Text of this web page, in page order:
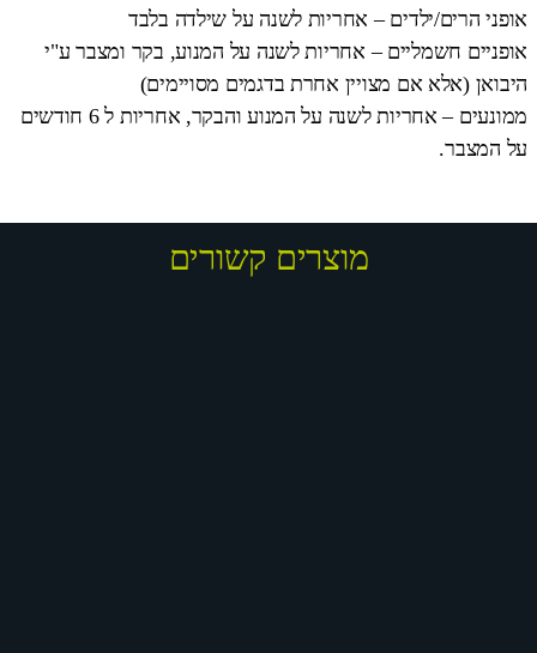
אופני הרים/ילדים – אחריות לשנה על שילדה בלבד
אופניים חשמליים – אחריות לשנה על המנוע, בקר ומצבר ע"י
היבואן (אלא אם מצויין אחרת בדגמים מסויימים)
ממונעים – אחריות לשנה על המנוע והבקר, אחריות ל 6 חודשים
על המצבר.
מוצרים קשורים